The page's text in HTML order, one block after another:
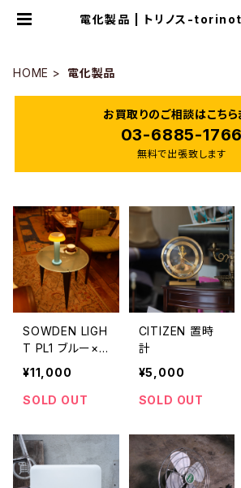
電化製品 | トリノス-
HOME
電化製品
お買取りのご相談はこちら
03-6885-1766
無料で出張致します
SOWDEN LIGH
T PL1 ブルー×
オレンジ
¥11,000
SOLD OUT
CITIZEN 置時
計
¥5,000
SOLD OUT